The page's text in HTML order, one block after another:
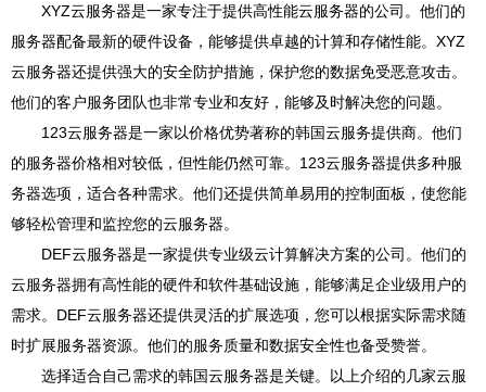
XYZ云服务器是一家专注于提供高性能云服务器的公司。他们的
服务器配备最新的硬件设备，能够提供卓越的计算和存储性能。XYZ
云服务器还提供强大的安全防护措施，保护您的数据免受恶意攻击。
他们的客户服务团队也非常专业和友好，能够及时解决您的问题。
123云服务器是一家以价格优势著称的韩国云服务提供商。他们
的服务器价格相对较低，但性能仍然可靠。123云服务器提供多种服
务器选项，适合各种需求。他们还提供简单易用的控制面板，使您能
够轻松管理和监控您的云服务器。
DEF云服务器是一家提供专业级云计算解决方案的公司。他们的
云服务器拥有高性能的硬件和软件基础设施，能够满足企业级用户的
需求。DEF云服务器还提供灵活的扩展选项，您可以根据实际需求随
时扩展服务器资源。他们的服务质量和数据安全性也备受赞誉。
选择适合自己需求的韩国云服务器是关键。以上介绍的几家云服